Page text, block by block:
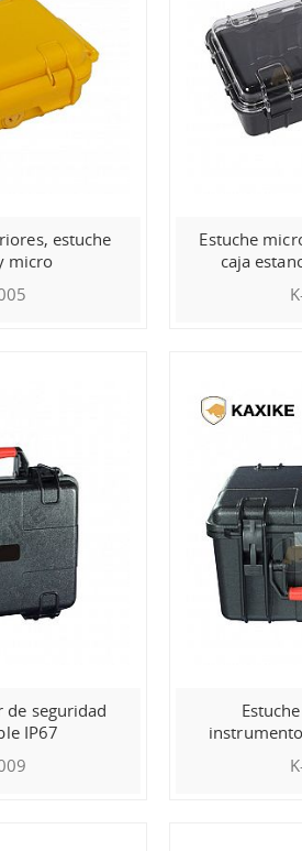
estuche
micro
Estuche
caja
de seguridad
IP67